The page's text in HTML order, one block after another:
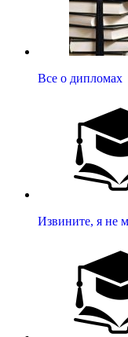
Все о дипломах
Извините, я не